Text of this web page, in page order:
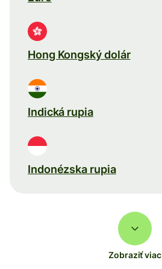
Hong Kongský dolár
Indická rupia
Indonézska rupia
Zobraziť viac